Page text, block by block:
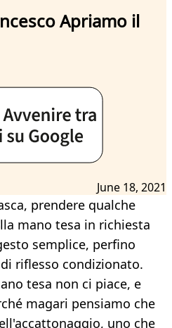
Apriamo il
June 18, 2021
prendere qualche
mano tesa in richiesta
semplice, perfino
riflesso condizionato.
tesa non ci piace, e
magari pensiamo che
uno che